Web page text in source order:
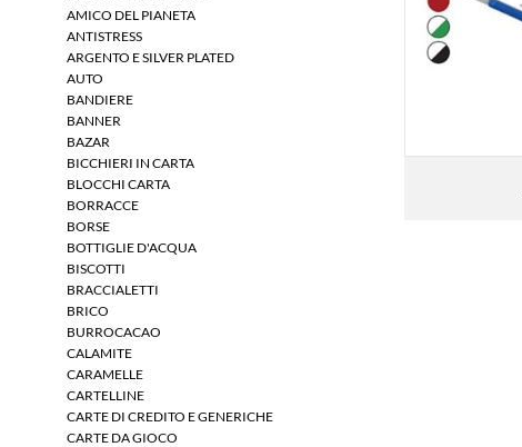
AMICO DEL PIANETA
ANTISTRESS
ARGENTO E SILVER PLATED
AUTO
BANDIERE
BANNER
BAZAR
BICCHIERI IN CARTA
BLOCCHI CARTA
BORRACCE
BORSE
BOTTIGLIE D'ACQUA
BISCOTTI
BRACCIALETTI
BRICO
BURROCACAO
CALAMITE
CARAMELLE
CARTELLINE
CARTE DI CREDITO E GENERICHE
CARTE DA GIOCO